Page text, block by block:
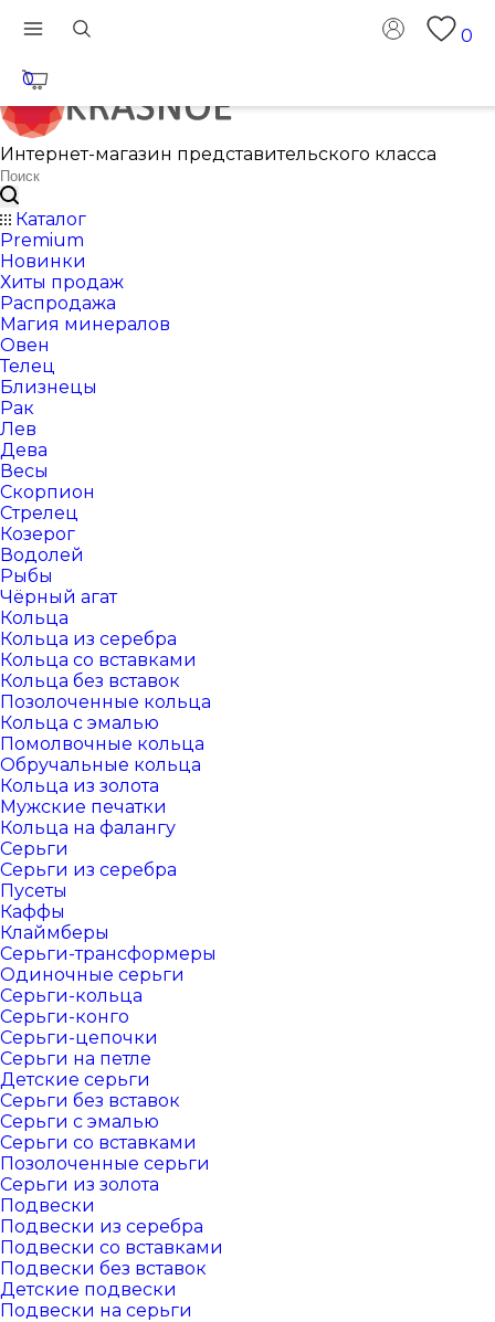
0
0
Интернет-магазин представительского класса
Каталог
Premium
Новинки
Хиты продаж
Распродажа
Магия минералов
Овен
Телец
Близнецы
Рак
Лев
Дева
Весы
Скорпион
Стрелец
Козерог
Водолей
Рыбы
Чёрный агат
Кольца
Кольца из серебра
Кольца со вставками
Кольца без вставок
Позолоченные кольца
Кольца с эмалью
Помолвочные кольца
Обручальные кольца
Кольца из золота
Мужские печатки
Кольца на фалангу
Серьги
Серьги из серебра
Пусеты
Каффы
Клаймберы
Серьги-трансформеры
Одиночные серьги
Серьги-кольца
Серьги-конго
Серьги-цепочки
Серьги на петле
Детские серьги
Серьги без вставок
Серьги с эмалью
Серьги со вставками
Позолоченные серьги
Серьги из золота
Подвески
Подвески из серебра
Подвески со вставками
Подвески без вставок
Детские подвески
Подвески на серьги